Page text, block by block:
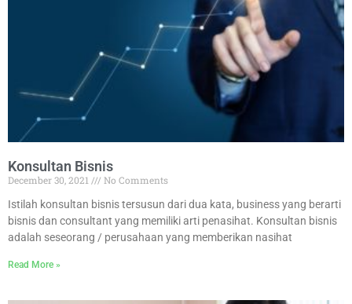
Konsultan Bisnis
December 30, 2021
No Comments
Istilah konsultan bisnis tersusun dari dua kata, business yang berarti
bisnis dan consultant yang memiliki arti penasihat. Konsultan bisnis
adalah seseorang / perusahaan yang memberikan nasihat
Read More »